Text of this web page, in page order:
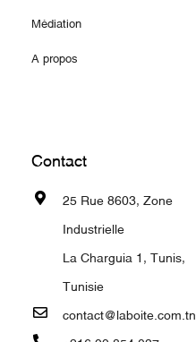
Médiation
A propos
Contact
25 Rue 8603, Zone
Industrielle
La Charguia 1, Tunis,
Tunisie
contact@laboite.com.tn